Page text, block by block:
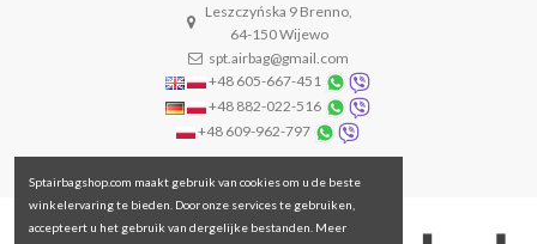
Leszczyńska 9 Brenno,
64-150 Wijewo
spt.airbag@gmail.com
+48 605-667-451
+48 882-022-516
+48 609-962-797
Sptairbagshop.com maakt gebruik van cookies om u de beste
winkelervaring te bieden. Door onze services te gebruiken,
accepteert u het gebruik van dergelijke bestanden. Meer